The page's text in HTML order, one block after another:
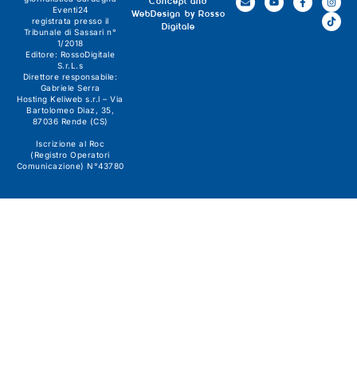
Concept and
WebDesign by Rosso
Digitale
Eventi24
registrata presso il
Tribunale di Sassari n°
1/2018
Editore: RossoDigitale
S.r.L.s
Direttore responsabile:
Gabriele Serra
Hosting Keliweb s.r.l – Via
Bartolomeo Diaz, 35,
87036 Rende (CS)
Iscrizione al Roc
(Registro Operatori
Comunicazione) N°43780